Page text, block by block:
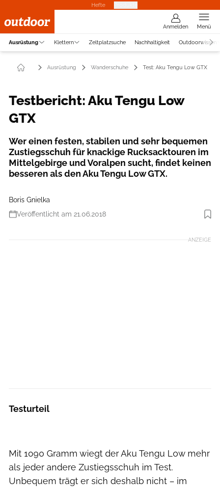
Hefte
Anmelden Menü
Ausrüstung Klettern Zeltplatzsuche Nachhaltigkeit Outdoorwissen
Ausrüstung Wanderschuhe Test: Aku Tengu Low GTX
Testbericht: Aku Tengu Low
GTX
Wer einen festen, stabilen und sehr bequemen
Zustiegsschuh für knackige Rucksacktouren im
Mittelgebirge und Voralpen sucht, findet keinen
besseren als den Aku Tengu Low GTX.
Boris Gnielka
Veröffentlicht am 21.06.2018
Foto: Benjamin Hahn
ANZEIGE
Testurteil
Mit 1090 Gramm wiegt der Aku Tengu Low mehr
als jeder andere Zustiegsschuh im Test.
Unbequem trägt er sich deshalb nicht – im